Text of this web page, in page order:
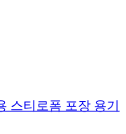
스티로폼 포장 용기